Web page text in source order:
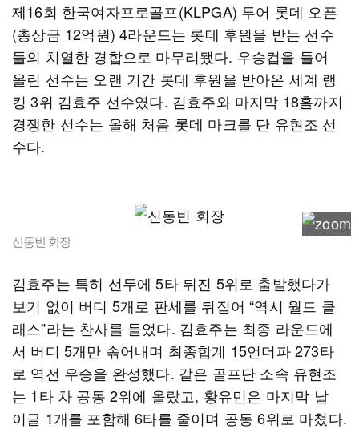
제16회 한국여자프로골프(KLPGA) 투어 롯데 오픈
(총상금 12억원) 4라운드는 롯데 후원을 받는 선수
들의 치열한 경합으로 마무리됐다. 우승컵을 들어
올린 선수는 오랜 기간 롯데 후원을 받아온 세계 랭
킹 3위 김효주 선수였다. 김효주와 마지막 18홀까지
경쟁한 선수는 올해 처음 롯데 마크를 단 유현조 선
수다.
신동빈 회장
김효주는 특히 선두에 5타 뒤진 5위로 출발했다가
보기 없이 버디 5개로 판세를 뒤집어 “역시 월드 클
래스”라는 찬사를 들었다. 김효주는 최종 라운드에
서 버디 5개만 솎어내며 최종합계 15언더파 273타
로 역전 우승을 완성했다. 같은 골프단 소속 유현조
는 1타 차 공동 2위에 올랐고, 황유민은 마지막 날
이글 1개를 포함해 6타를 줄이며 공동 6위로 마쳤다.